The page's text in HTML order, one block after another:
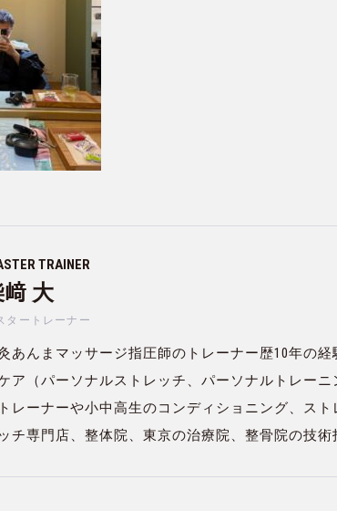
TRAINER
﨑 大
タートレーナー
あんまマッサージ指圧師のトレーナー歴10年の
ア（パーソナルストレッチ、パーソナルトレー
レーナーや小中高生のコンディショニング、ス
チ専門店、整体院、東京の治療院、整骨院の技術